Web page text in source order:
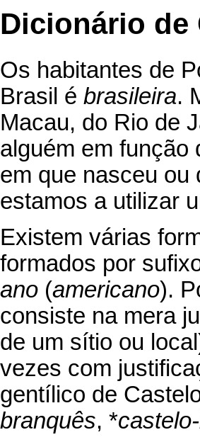
Dicionário de
Os habitantes de
Brasil é brasileira.
Macau, do Rio de
alguém em função
em que nasceu ou
estamos a utilizar
Existem várias
formados por
ano (americano).
consiste na mera
de um sítio ou
vezes com
gentílico de
branquês, *